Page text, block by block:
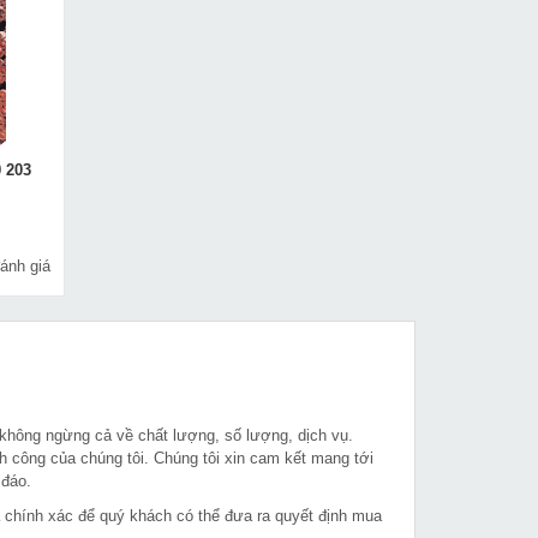
203
giá
ngừng cả về chất lượng, số lượng, dịch vụ.
của chúng tôi. Chúng tôi xin cam kết mang tới
xác để quý khách có thể đưa ra quyết định mua